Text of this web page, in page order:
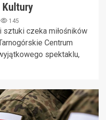
Kultury
145
sztuki czeka miłośników
Centrum
spektaklu,